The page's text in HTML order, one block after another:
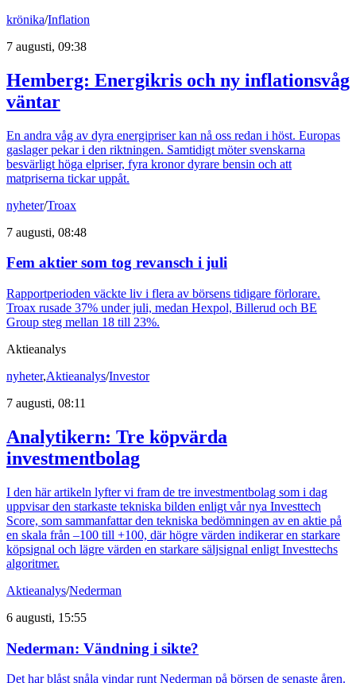
krönika/Inflation
7 augusti, 09:38
Hemberg: Energikris och ny inflationsvåg
väntar
En andra våg av dyra energipriser kan nå oss redan i höst. Europas
gaslager pekar i den riktningen. Samtidigt möter svenskarna
besvärligt höga elpriser, fyra kronor dyrare bensin och att
matpriserna tickar uppåt.
nyheter/Troax
7 augusti, 08:48
Fem aktier som tog revansch i juli
Rapportperioden väckte liv i flera av börsens tidigare förlorare.
Troax rusade 37% under juli, medan Hexpol, Billerud och BE
Group steg mellan 18 till 23%.
Aktieanalys
nyheter,Aktieanalys/Investor
7 augusti, 08:11
Analytikern: Tre köpvärda
investmentbolag
I den här artikeln lyfter vi fram de tre investmentbolag som i dag
uppvisar den starkaste tekniska bilden enligt vår nya Investtech
Score, som sammanfattar den tekniska bedömningen av en aktie på
en skala från –100 till +100, där högre värden indikerar en starkare
köpsignal och lägre värden en starkare säljsignal enligt Investtechs
algoritmer.
Aktieanalys/Nederman
6 augusti, 15:55
Nederman: Vändning i sikte?
Det har blåst snåla vindar runt Nederman på börsen de senaste åren.